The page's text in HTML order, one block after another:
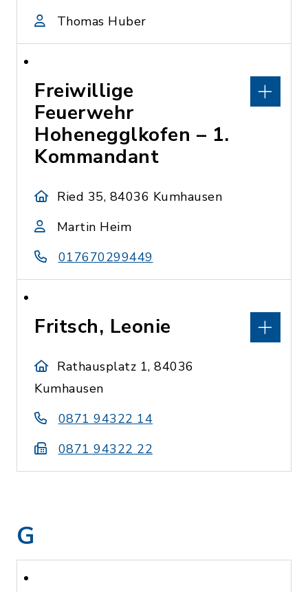
Thomas Huber
Freiwillige
Feuerwehr
Hohenegglkofen – 1.
Kommandant
Ried 35, 84036 Kumhausen
Martin Heim
017670299449
Fritsch, Leonie
Rathausplatz 1, 84036
Kumhausen
0871 94322 14
0871 94322 22
G